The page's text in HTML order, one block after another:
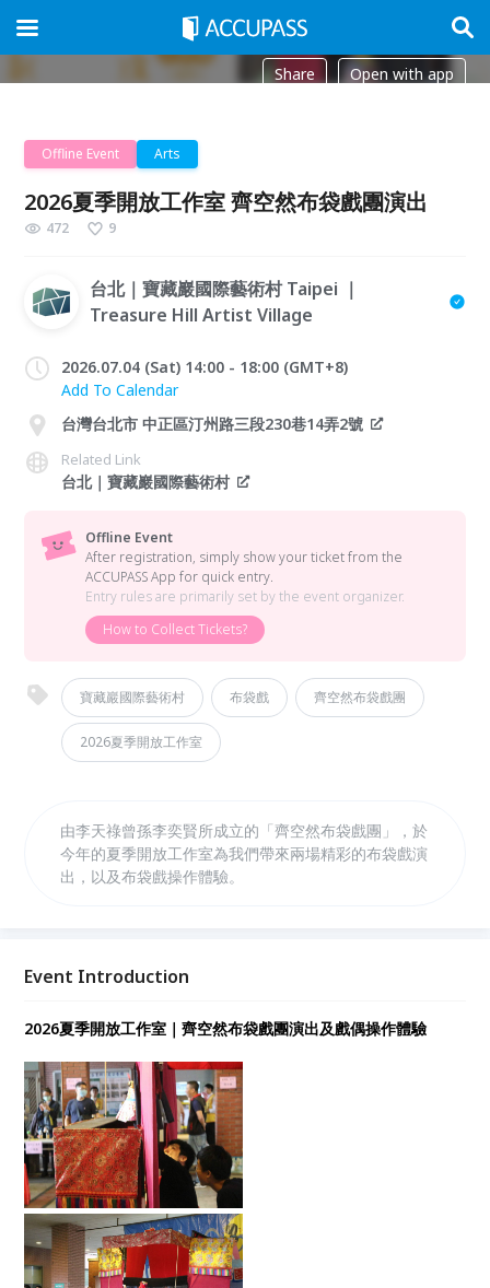
Share Open with app
Offline Event Arts
2026夏季開放工作室 齊空然布袋戲團演出
472 9
台北｜寶藏巖國際藝術村 Taipei ｜
Treasure Hill Artist Village
2026.07.04 (Sat) 14:00 - 18:00 (GMT+8)
Add To Calendar
台灣台北市 中正區汀州路三段230巷14弄2號
Related Link
台北｜寶藏巖國際藝術村
Offline Event
After registration, simply show your ticket from the
ACCUPASS App for quick entry.
Entry rules are primarily set by the event organizer.
How to Collect Tickets?
寶藏巖國際藝術村 布袋戲 齊空然布袋戲團
2026夏季開放工作室
由李天祿曾孫李奕賢所成立的「齊空然布袋戲團」，於
今年的夏季開放工作室為我們帶來兩場精彩的布袋戲演
出，以及布袋戲操作體驗。
Event Introduction
2026夏季開放工作室｜齊空然布袋戲團演出及戲偶操作體驗